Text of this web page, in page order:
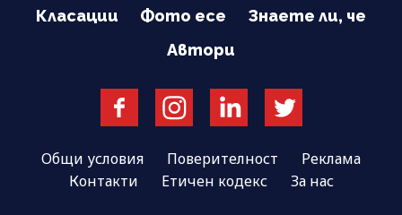
Класации
Фото есе
Знаете ли, че
Автори
Общи условия Поверителност
Реклама
Контакти
Етичен кодекс За нас